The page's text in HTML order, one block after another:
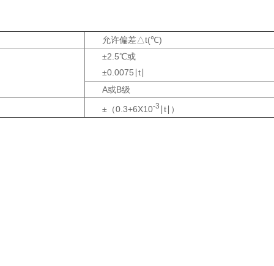
允许偏差△t(℃)
±2.5℃或
±0.0075∣t∣
A或B级
±（0.3+6X10-3 ∣t∣）